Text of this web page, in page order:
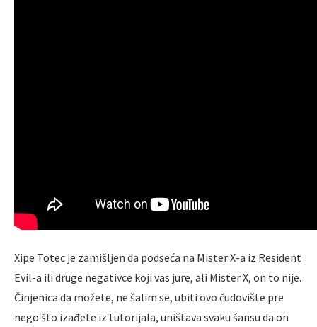
Xipe Totec je zamišljen da podseća na Mister X-a iz Resident
Evil-a ili druge negativce koji vas jure, ali Mister X, on to nije.
Činjenica da možete, ne šalim se, ubiti ovo čudovište pre
nego što izađete iz tutorijala, uništava svaku šansu da on